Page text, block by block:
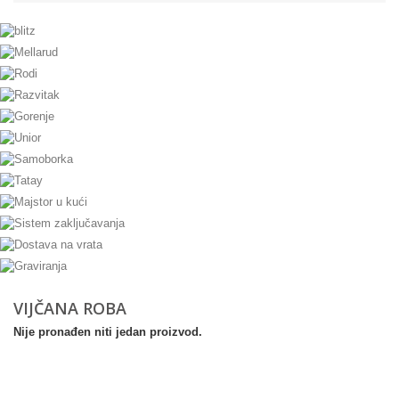
VIJČANA ROBA
Nije pronađen niti jedan proizvod.